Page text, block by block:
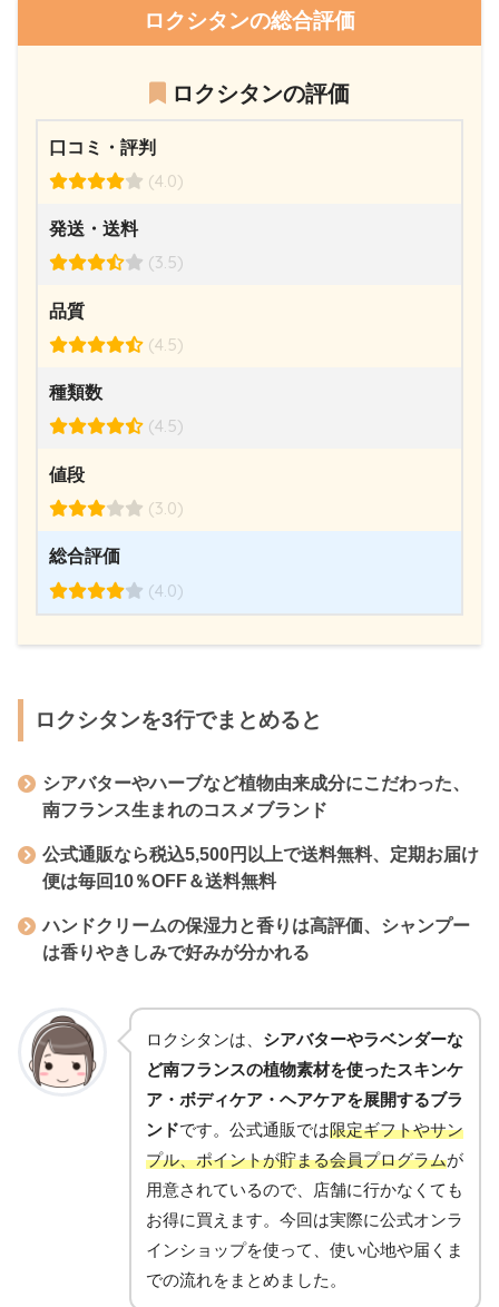
ロクシタンの総合評価
ロクシタンの評価
口コミ・評判
(4.0)
発送・送料
(3.5)
品質
(4.5)
種類数
(4.5)
値段
(3.0)
総合評価
(4.0)
ロクシタンを3行でまとめると
シアバターやハーブなど植物由来成分にこだわった、
南フランス生まれのコスメブランド
公式通販なら税込5,500円以上で送料無料、定期お届け
便は毎回10％OFF＆送料無料
ハンドクリームの保湿力と香りは高評価、シャンプー
は香りやきしみで好みが分かれる
ロクシタンは、 シアバターやラベンダーな
ど南フランスの植物素材を使ったスキンケ
ア・ボディケア・ヘアケアを展開するブラ
ンドです。公式通販では限定ギフトやサン
プル、ポイントが貯まる会員プログラムが
用意されているので、店舗に行かなくても
お得に買えます。今回は実際に公式オンラ
インショップを使って、使い心地や届くま
での流れをまとめました。